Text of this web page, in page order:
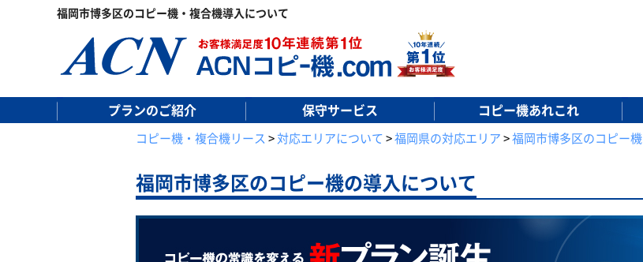
福岡市博多区のコピー機・複合機導入について
プランのご紹介 保守サービス コピー機あれこれ
コピー機・複合機リース >対応エリアについて>福岡県の対応エリア>福岡市博多区のコピー機
福岡市博多区のコピー機の導入について